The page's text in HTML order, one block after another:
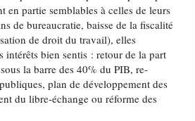
en partie semblables à celles de leurs
de bureaucratie, baisse de la fiscalité
de droit du travail), elles
intérêts bien sentis : retour de la part
la barre des 40% du PIB, re-
plan de développement des
du libre-échange ou réforme des